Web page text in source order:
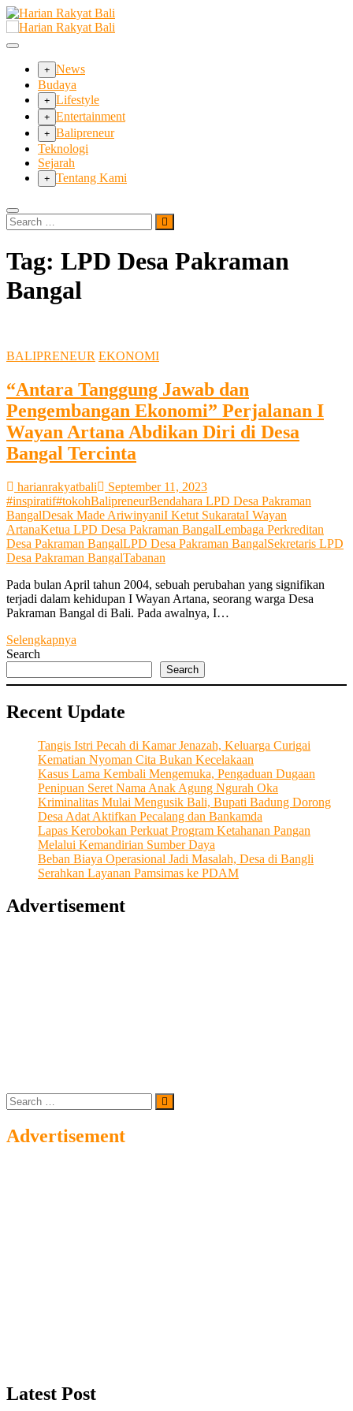
Skip
content
Harian Rakyat Bali
Membangun Semangat Kehidupan dan Berbangsa
News
Budaya
Lifestyle
Entertainment
Balipreneur
Teknologi
Sejarah
Tentang Kami
Search
…
Tag: LPD Desa Pakraman
Bangal
BALIPRENEUR EKONOMI
“Antara Tanggung Jawab dan
Pengembangan Ekonomi” Perjalanan I
Wayan Artana Abdikan Diri di Desa
Bangal Tercinta
harianrakyatbali
September 11, 2023
#inspiratif#tokohBalipreneurBendahara LPD Desa Pakraman
BangalDesak Made AriwinyaniI Ketut SukarataI Wayan
ArtanaKetua LPD Desa Pakraman BangalLembaga Perkreditan
Desa Pakraman BangalLPD Desa Pakraman BangalSekretaris LPD
Desa Pakraman BangalTabanan
Pada bulan April tahun 2004, sebuah perubahan yang signifikan
terjadi dalam kehidupan I Wayan Artana, seorang warga Desa
Pakraman Bangal di Bali. Pada awalnya, I…
Selengkapnya
dan
Ekonomi”
Perjalanan
I
Wayan
Artana
Abdikan
Diri
di
Desa
Bangal
Tercinta
Search
Search
Recent Update
Tangis Istri Pecah di Kamar Jenazah, Keluarga Curigai
Kematian Nyoman Cita Bukan Kecelakaan
Kasus Lama Kembali Mengemuka, Pengaduan Dugaan
Penipuan Seret Nama Anak Agung Ngurah Oka
Kriminalitas Mulai Mengusik Bali, Bupati Badung Dorong
Desa Adat Aktifkan Pecalang dan Bankamda
Lapas Kerobokan Perkuat Program Ketahanan Pangan
Melalui Kemandirian Sumber Daya
Beban Biaya Operasional Jadi Masalah, Desa di Bangli
Serahkan Layanan Pamsimas ke PDAM
Advertisement
Search
…
Advertisement
Latest Post